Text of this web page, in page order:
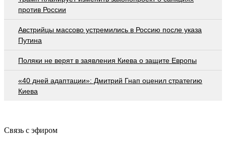
против России
Австрийцы массово устремились в Россию после указа
Путина
Поляки не верят в заявления Киева о защите Европы
«40 дней адаптации»: Дмитрий Гнап оценил стратегию
Киева
Связь с эфиром